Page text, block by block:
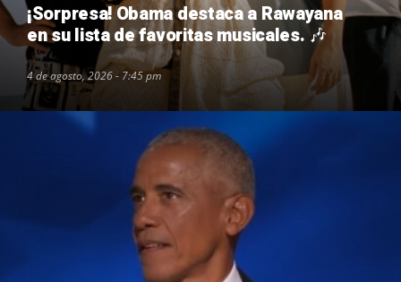
¡Sorpresa! Obama destaca a Rawayana
en su lista de favoritas musicales. 🎶
4 de agosto, 2026 - 7:45 pm